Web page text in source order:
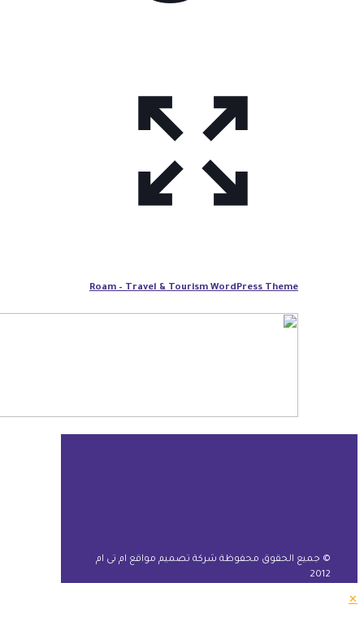
Roam – Travel & Tourism WordPress Theme
© جميع الحقوق محفوظة شركة تصميم مواقع ام تى ام
2012
✕